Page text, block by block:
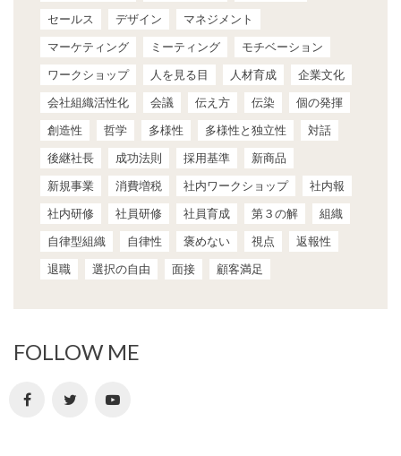
セールス
デザイン
マネジメント
マーケティング
ミーティング
モチベーション
ワークショップ
人を見る目 人材育成
企業文化
会社組織活性化
会議 伝え方 伝染
個の発揮
創造性
哲学 多様性 多様性と独立性
対話
後継社長
成功法則 採用基準
新商品
新規事業
消費増税 社内ワークショップ
社内報
社内研修
社員研修 社員育成 第３の解
組織
自律型組織
自律性 褒めない 視点
返報性
退職
選択の自由 面接 顧客満足
FOLLOW ME